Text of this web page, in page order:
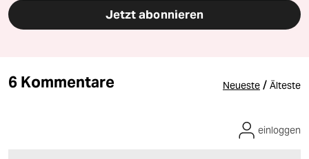
Jetzt abonnieren
6 Kommentare Neueste / Älteste
einloggen